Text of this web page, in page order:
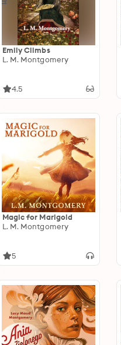
Emily Climbs
L. M. Montgomery
4.5
Magic for Marigold
L. M. Montgomery
5